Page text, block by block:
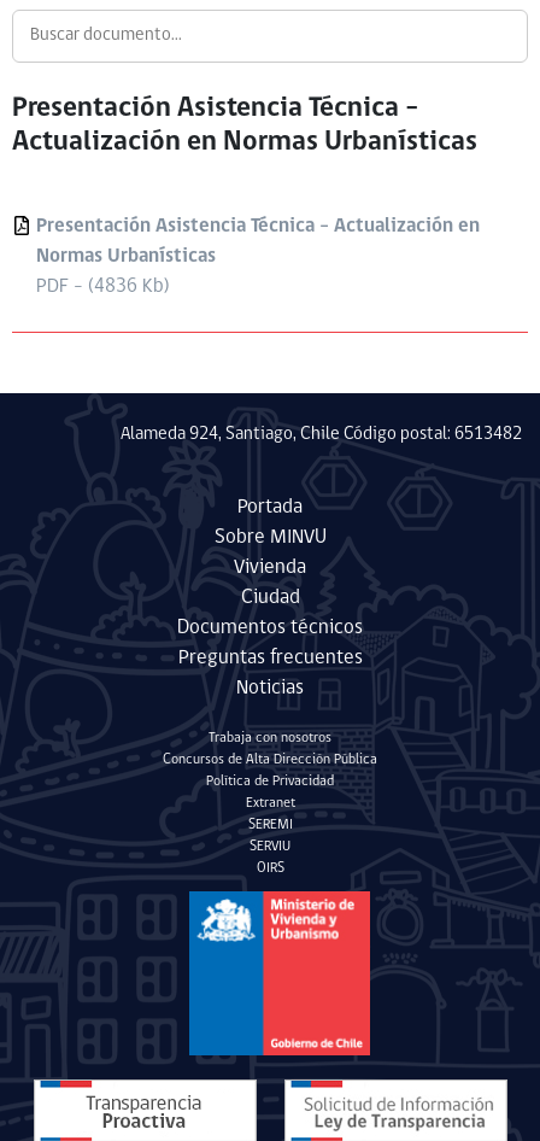
Presentación Asistencia Técnica –
Actualización en Normas Urbanísticas
Presentación Asistencia Técnica - Actualización en
Normas Urbanísticas
PDF - (4836 Kb)
Alameda 924, Santiago, Chile Código postal: 6513482
Portada
Sobre MINVU
Vivienda
Ciudad
Documentos técnicos
Preguntas frecuentes
Noticias
Trabaja con nosotros
Concursos de Alta Dirección Pública
Política de Privacidad
Extranet
SEREMI
SERVIU
OIRS